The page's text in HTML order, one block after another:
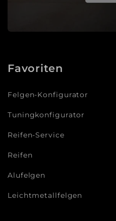
Favoriten
Felgen-Konfigurator
Tuningkonfigurator
Reifen-Service
Reifen
Alufelgen
Leichtmetallfelgen